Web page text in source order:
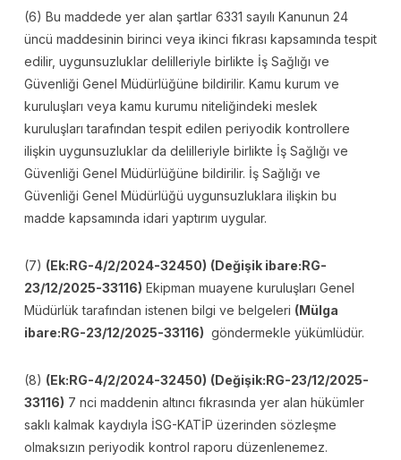
(6) Bu maddede yer alan şartlar 6331 sayılı Kanunun 24
üncü maddesinin birinci veya ikinci fıkrası kapsamında tespit
edilir, uygunsuzluklar delilleriyle birlikte İş Sağlığı ve
Güvenliği Genel Müdürlüğüne bildirilir. Kamu kurum ve
kuruluşları veya kamu kurumu niteliğindeki meslek
kuruluşları tarafından tespit edilen periyodik kontrollere
ilişkin uygunsuzluklar da delilleriyle birlikte İş Sağlığı ve
Güvenliği Genel Müdürlüğüne bildirilir. İş Sağlığı ve
Güvenliği Genel Müdürlüğü uygunsuzluklara ilişkin bu
madde kapsamında idari yaptırım uygular.
(7) (Ek:RG-4/2/2024-32450) (Değişik ibare:RG-
23/12/2025-33116) Ekipman muayene kuruluşları Genel
Müdürlük tarafından istenen bilgi ve belgeleri (Mülga
ibare:RG-23/12/2025-33116) göndermekle yükümlüdür.
(8) (Ek:RG-4/2/2024-32450) (Değişik:RG-23/12/2025-
33116) 7 nci maddenin altıncı fıkrasında yer alan hükümler
saklı kalmak kaydıyla İSG-KATİP üzerinden sözleşme
olmaksızın periyodik kontrol raporu düzenlenemez.